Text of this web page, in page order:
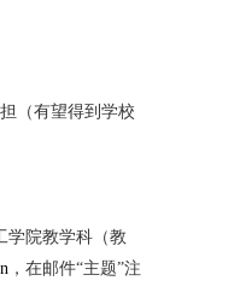
（有望得到学校
学院教学科（教
，在邮件“主题”注